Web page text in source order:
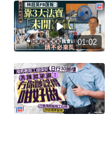
01:02